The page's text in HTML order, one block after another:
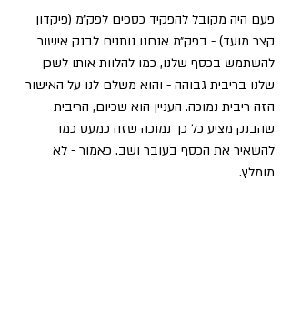
פעם היה מקובל להפקיד כספים לפק״מ (פיקדון
קצר מועד) - בפק״מ אנחנו נותנים לבנק אישור
להשתמש בכסף שלנו, כמו להלוות אותו לשכן
שלנו בריבית גבוהה - והוא משלם לנו על האישור
הזה ריבית נמוכה. העניין הוא שכיום, הריבית
שהבנק מציע כל כך נמוכה שזה כמעט כמו
להשאיר את הכסף בעובר ושב. כאמור - לא
מומלץ.